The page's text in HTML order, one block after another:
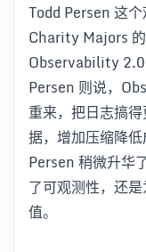
Todd Persen 这
Charity Majors
Observability 2.0
Persen 则说，
重来，把日志搞
据，增加压缩降
Persen 稍微升华
了可观测性，还
值。